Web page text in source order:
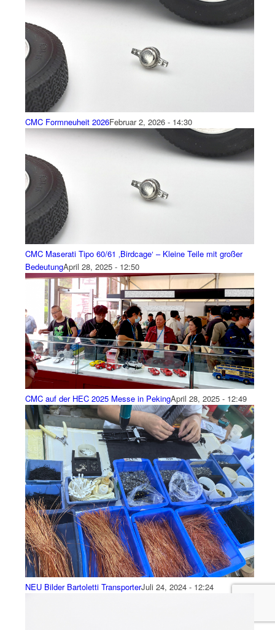
CMC Formneuheit 2026Februar 2, 2026 - 14:30
CMC Maserati Tipo 60/61 ‚Birdcage‘ – Kleine Teile mit großer
BedeutungApril 28, 2025 - 12:50
CMC auf der HEC 2025 Messe in PekingApril 28, 2025 - 12:49
NEU Bilder Bartoletti TransporterJuli 24, 2024 - 12:24